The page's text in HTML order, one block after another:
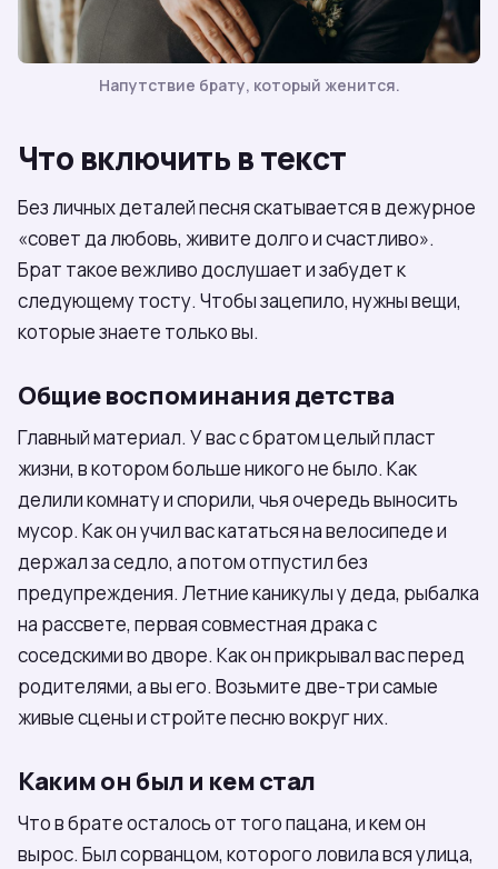
Напутствие брату, который женится.
Что включить в текст
Без личных деталей песня скатывается в дежурное
«совет да любовь, живите долго и счастливо».
Брат такое вежливо дослушает и забудет к
следующему тосту. Чтобы зацепило, нужны вещи,
которые знаете только вы.
Общие воспоминания детства
Главный материал. У вас с братом целый пласт
жизни, в котором больше никого не было. Как
делили комнату и спорили, чья очередь выносить
мусор. Как он учил вас кататься на велосипеде и
держал за седло, а потом отпустил без
предупреждения. Летние каникулы у деда, рыбалка
на рассвете, первая совместная драка с
соседскими во дворе. Как он прикрывал вас перед
родителями, а вы его. Возьмите две-три самые
живые сцены и стройте песню вокруг них.
Каким он был и кем стал
Что в брате осталось от того пацана, и кем он
вырос. Был сорванцом, которого ловила вся улица,